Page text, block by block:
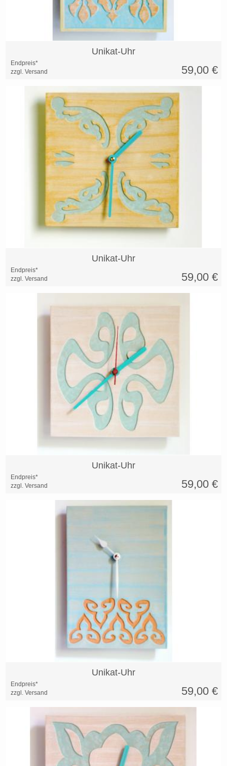
Unikat-Uhr
Endpreis*
zzgl. Versand
59,00 €
Unikat-Uhr
Endpreis*
zzgl. Versand
59,00 €
Unikat-Uhr
Endpreis*
zzgl. Versand
59,00 €
Unikat-Uhr
Endpreis*
zzgl. Versand
59,00 €